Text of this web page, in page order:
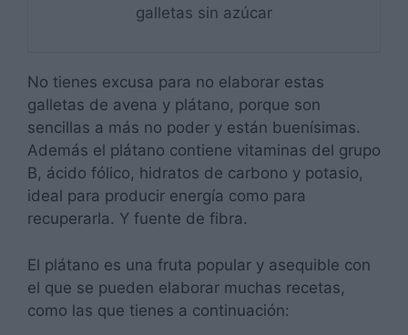
galletas sin azúcar
No tienes excusa para no elaborar estas
galletas de avena y plátano, porque son
sencillas a más no poder y están buenísimas.
Además el plátano contiene vitaminas del grupo
B, ácido fólico, hidratos de carbono y potasio,
ideal para producir energía como para
recuperarla. Y fuente de fibra.
El plátano es una fruta popular y asequible con
el que se pueden elaborar muchas recetas,
como las que tienes a continuación: